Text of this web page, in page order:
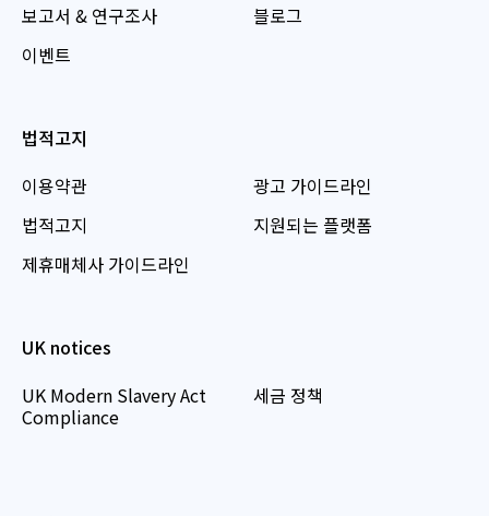
보고서 & 연구조사
이벤트
블로그
법적고지
이용약관
법적고지
제휴매체사 가이드라인
광고 가이드라인
지원되는 플랫폼
UK notices
UK Modern Slavery Act
Compliance
세금 정책